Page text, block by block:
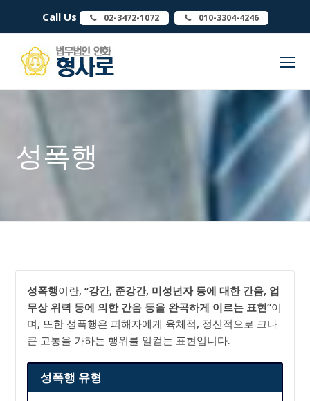
Call Us 02-3472-1072 010-3304-4246
성폭행
성폭행이란,“강간, 준강간, 미성년자 등에 대한 간음, 업
무상 위력 등에 의한 간음 등을 완곡하게 이르는 표현”이
며, 또한 성폭행은 피해자에게 육체적, 정신적으로 크나
큰 고통을 가하는 행위를 일컫는 표현입니다.
성폭행 유형